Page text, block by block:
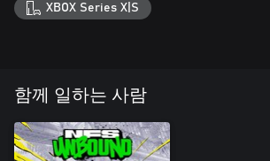
XBOX Series X|S
함께 일하는 사람